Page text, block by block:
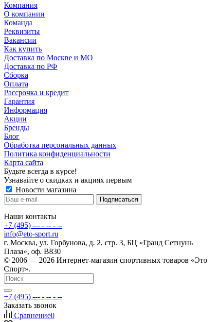
Компания
О компании
Команда
Реквизиты
Вакансии
Как купить
Доставка по Москве и МО
Доставка по РФ
Сборка
Оплата
Рассрочка и кредит
Гарантия
Информация
Акции
Бренды
Блог
Обработка персональных данных
Политика конфиденциальности
Карта сайта
Будьте всегда в курсе!
Узнавайте о скидках и акциях первым
Новости магазина
Наши контакты
+7 (495) --- - -- - --
info@eto-sport.ru
г. Москва, ул. Горбунова, д. 2, стр. 3, БЦ «Гранд Сетнунь
Плаза», оф. В830
© 2006 — 2026 Интернет-магазин спортивных товаров «Это
Спорт».
+7 (495) --- - -- - --
Заказать звонок
Сравнение0